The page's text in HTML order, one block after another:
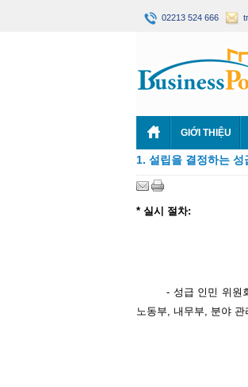
02213 524 666
GIỚI THIỆU
1. 설립을 결정하는
* 실시 절차:
- 성급 인민 위원
노동부, 내무부, 분야